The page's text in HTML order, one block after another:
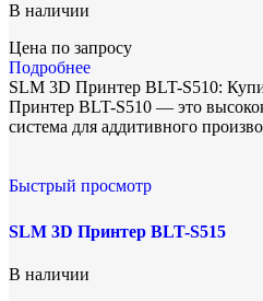
В наличии
Цена по запросу
Подробнее
SLM 3D Принтер BLT-S510:
Принтер BLT-S510 — это
система для аддитивного
Быстрый просмотр
SLM 3D Принтер BLT-S515
В наличии